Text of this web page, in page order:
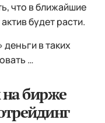
что в ближайшие
будет расти.
в таких
…
бирже